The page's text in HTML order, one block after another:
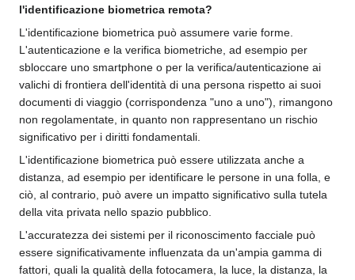
l'identificazione biometrica remota?
L'identificazione biometrica può assumere varie forme.
L'autenticazione e la verifica biometriche, ad esempio per
sbloccare uno smartphone o per la verifica/autenticazione ai
valichi di frontiera dell'identità di una persona rispetto ai suoi
documenti di viaggio (corrispondenza "uno a uno"), rimangono
non regolamentate, in quanto non rappresentano un rischio
significativo per i diritti fondamentali.
L'identificazione biometrica può essere utilizzata anche a
distanza, ad esempio per identificare le persone in una folla, e
ciò, al contrario, può avere un impatto significativo sulla tutela
della vita privata nello spazio pubblico.
L'accuratezza dei sistemi per il riconoscimento facciale può
essere significativamente influenzata da un'ampia gamma di
fattori, quali la qualità della fotocamera, la luce, la distanza, la